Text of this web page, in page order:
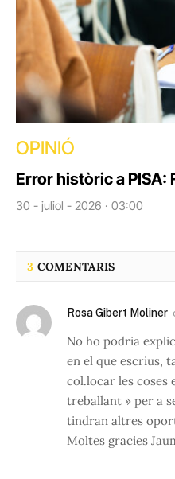
OPINIÓ
Error històric a PISA:
30 - juliol - 2026 · 03:00
3 COMENTARIS
Rosa Gibert Moliner
No ho podria
en el que escrius,
col.locar les coses
treballant » per a
tindran altres
Moltes gracies